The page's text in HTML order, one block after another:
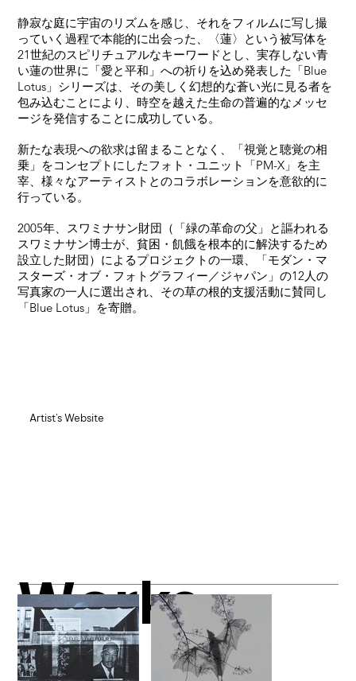
静寂な庭に宇宙のリズムを感じ、それをフィルムに写し撮
っていく過程で本能的に出会った、〈蓮〉という被写体を
21世紀のスピリチュアルなキーワードとし、実存しない青
い蓮の世界に「愛と平和」への祈りを込め発表した「Blue
Lotus」シリーズは、その美しく幻想的な蒼い光に見る者を
包み込むことにより、時空を越えた生命の普遍的なメッセ
ージを発信することに成功している。
新たな表現への欲求は留まることなく、「視覚と聴覚の相
乗」をコンセプトにしたフォト・ユニット「PM-X」を主
宰、様々なアーティストとのコラボレーションを意欲的に
行っている。
2005年、スワミナサン財団（「緑の革命の父」と謳われる
スワミナサン博士が、貧困・飢餓を根本的に解決するため
設立した財団）によるプロジェクトの一環、「モダン・マ
スターズ・オブ・フォトグラフィー／ジャパン」の12人の
写真家の一人に選出され、その草の根的支援活動に賛同し
「Blue Lotus」を寄贈。
Artist's Website
Works